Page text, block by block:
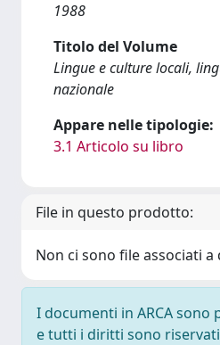
1988
Titolo del Volume
Lingue e culture locali,
nazionale
Appare nelle tipologie:
3.1 Articolo su libro
File in questo prodotto:
Non ci sono file associati
I documenti in ARCA
e tutti i diritti sono